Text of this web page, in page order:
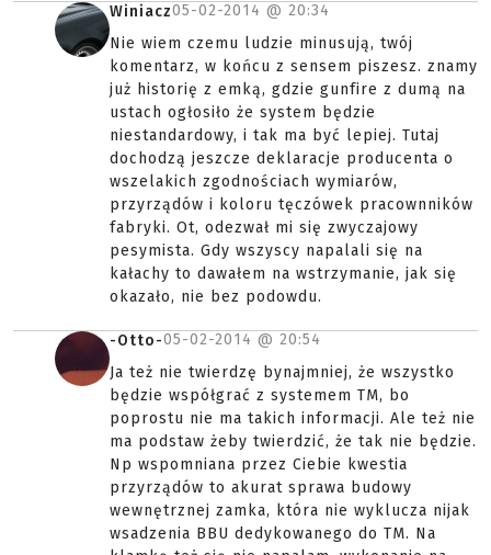
Winiacz05-02-2014 @ 20:34
Nie wiem czemu ludzie minusują, twój
komentarz, w końcu z sensem piszesz. znamy
już historię z emką, gdzie gunfire z dumą na
ustach ogłosiło że system będzie
niestandardowy, i tak ma być lepiej. Tutaj
dochodzą jeszcze deklaracje producenta o
wszelakich zgodnościach wymiarów,
przyrządów i koloru tęczówek pracownników
fabryki. Ot, odezwał mi się zwyczajowy
pesymista. Gdy wszyscy napalali się na
kałachy to dawałem na wstrzymanie, jak się
okazało, nie bez podowdu.
-Otto-05-02-2014 @ 20:54
Ja też nie twierdzę bynajmniej, że wszystko
będzie współgrać z systemem TM, bo
poprostu nie ma takich informacji. Ale też nie
ma podstaw żeby twierdzić, że tak nie będzie.
Np wspomniana przez Ciebie kwestia
przyrządów to akurat sprawa budowy
wewnętrznej zamka, która nie wyklucza nijak
wsadzenia BBU dedykowanego do TM. Na